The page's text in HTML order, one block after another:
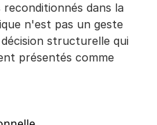
dans la
n'est pas un geste
structurelle qui
présentés comme